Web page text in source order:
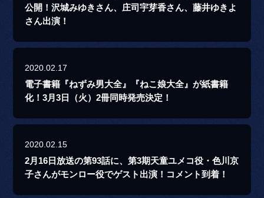
公開！沢城みゆきさん、庄司宇芽香さん、藤井ゆきよ
さん出演！
2020.02.17
電子書籍『ねずみ男大全』『ねこ娘大全』が紙書籍
化！3月3日（火）2冊同時発売決定！
2020.02.15
2月16日放送の第93話に、第3期天童ユメコ役・色川京
子さんがモンロー役でゲスト出演！コメント到着！